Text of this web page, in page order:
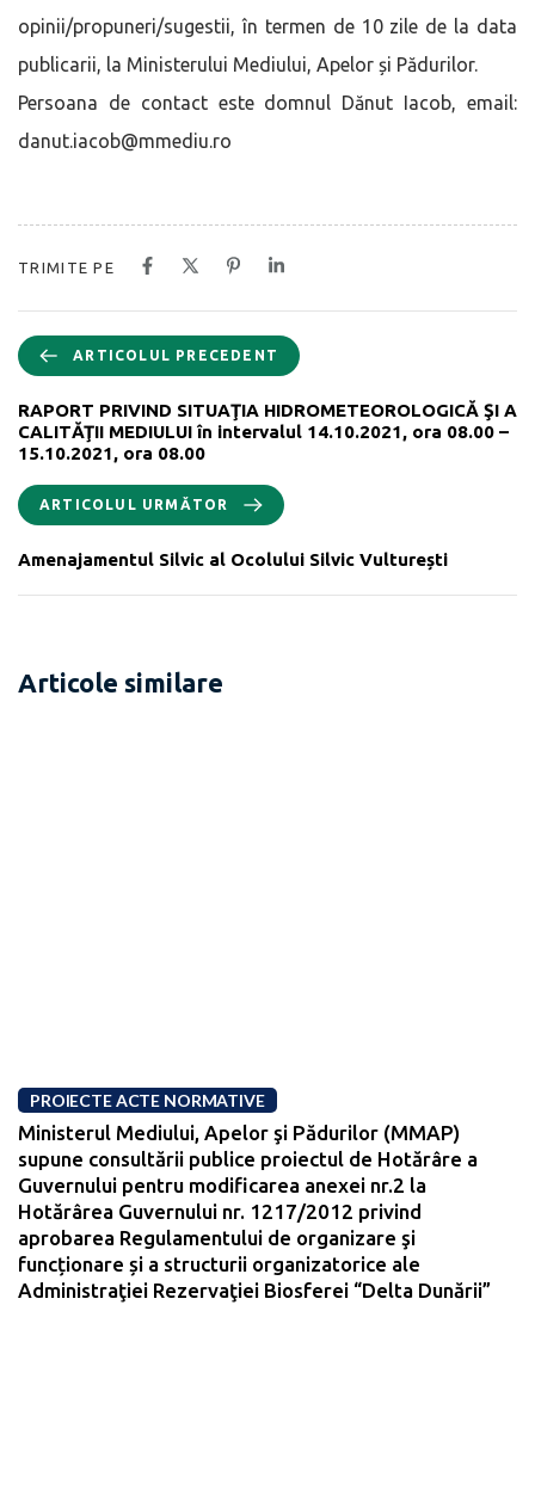
opinii/propuneri/sugestii, în termen de 10 zile de la data
publicarii, la Ministerului Mediului, Apelor și Pădurilor.
Persoana de contact este domnul Dănut Iacob, email:
danut.iacob@mmediu.ro
TRIMITE PE
ARTICOLUL PRECEDENT
RAPORT PRIVIND SITUAŢIA HIDROMETEOROLOGICĂ ŞI A
CALITĂŢII MEDIULUI în intervalul 14.10.2021, ora 08.00 –
15.10.2021, ora 08.00
ARTICOLUL URMĂTOR
Amenajamentul Silvic al Ocolului Silvic Vulturești
Articole similare
PROIECTE ACTE NORMATIVE
Ministerul Mediului, Apelor şi Pădurilor (MMAP)
supune consultării publice proiectul de Hotărâre a
Guvernului pentru modificarea anexei nr.2 la
Hotărârea Guvernului nr. 1217/2012 privind
aprobarea Regulamentului de organizare şi
funcționare și a structurii organizatorice ale
Administraţiei Rezervaţiei Biosferei “Delta Dunării”